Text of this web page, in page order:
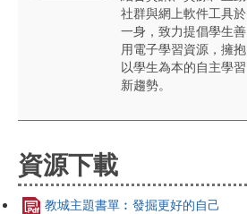
社群與網上軟件工具於
一身，致力提倡學生善
用電子學習資源，擁抱
以學生為本的自主學習
新趨勢。
資源下載
教城主題書單︰發掘更好的自己